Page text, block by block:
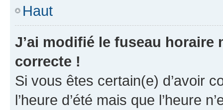
Haut
J’ai modifié le fuseau horaire
correcte !
Si vous êtes certain(e) d’avoir
l’heure d’été mais que l’heure